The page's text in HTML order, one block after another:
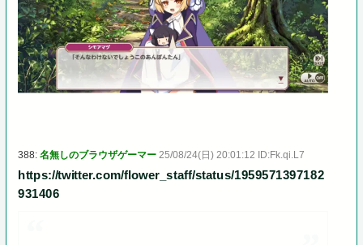
388:名無しのブラウザゲーマー 25/08/24(日) 20:01:12 ID:Fk.qi.L7
https://twitter.com/flower_staff/status/1959571397182
931406